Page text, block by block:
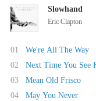
Slowhand
Eric Clapton
01
We're All The Way
02
Next Time You See
03
Mean Old Frisco
04
May You Never